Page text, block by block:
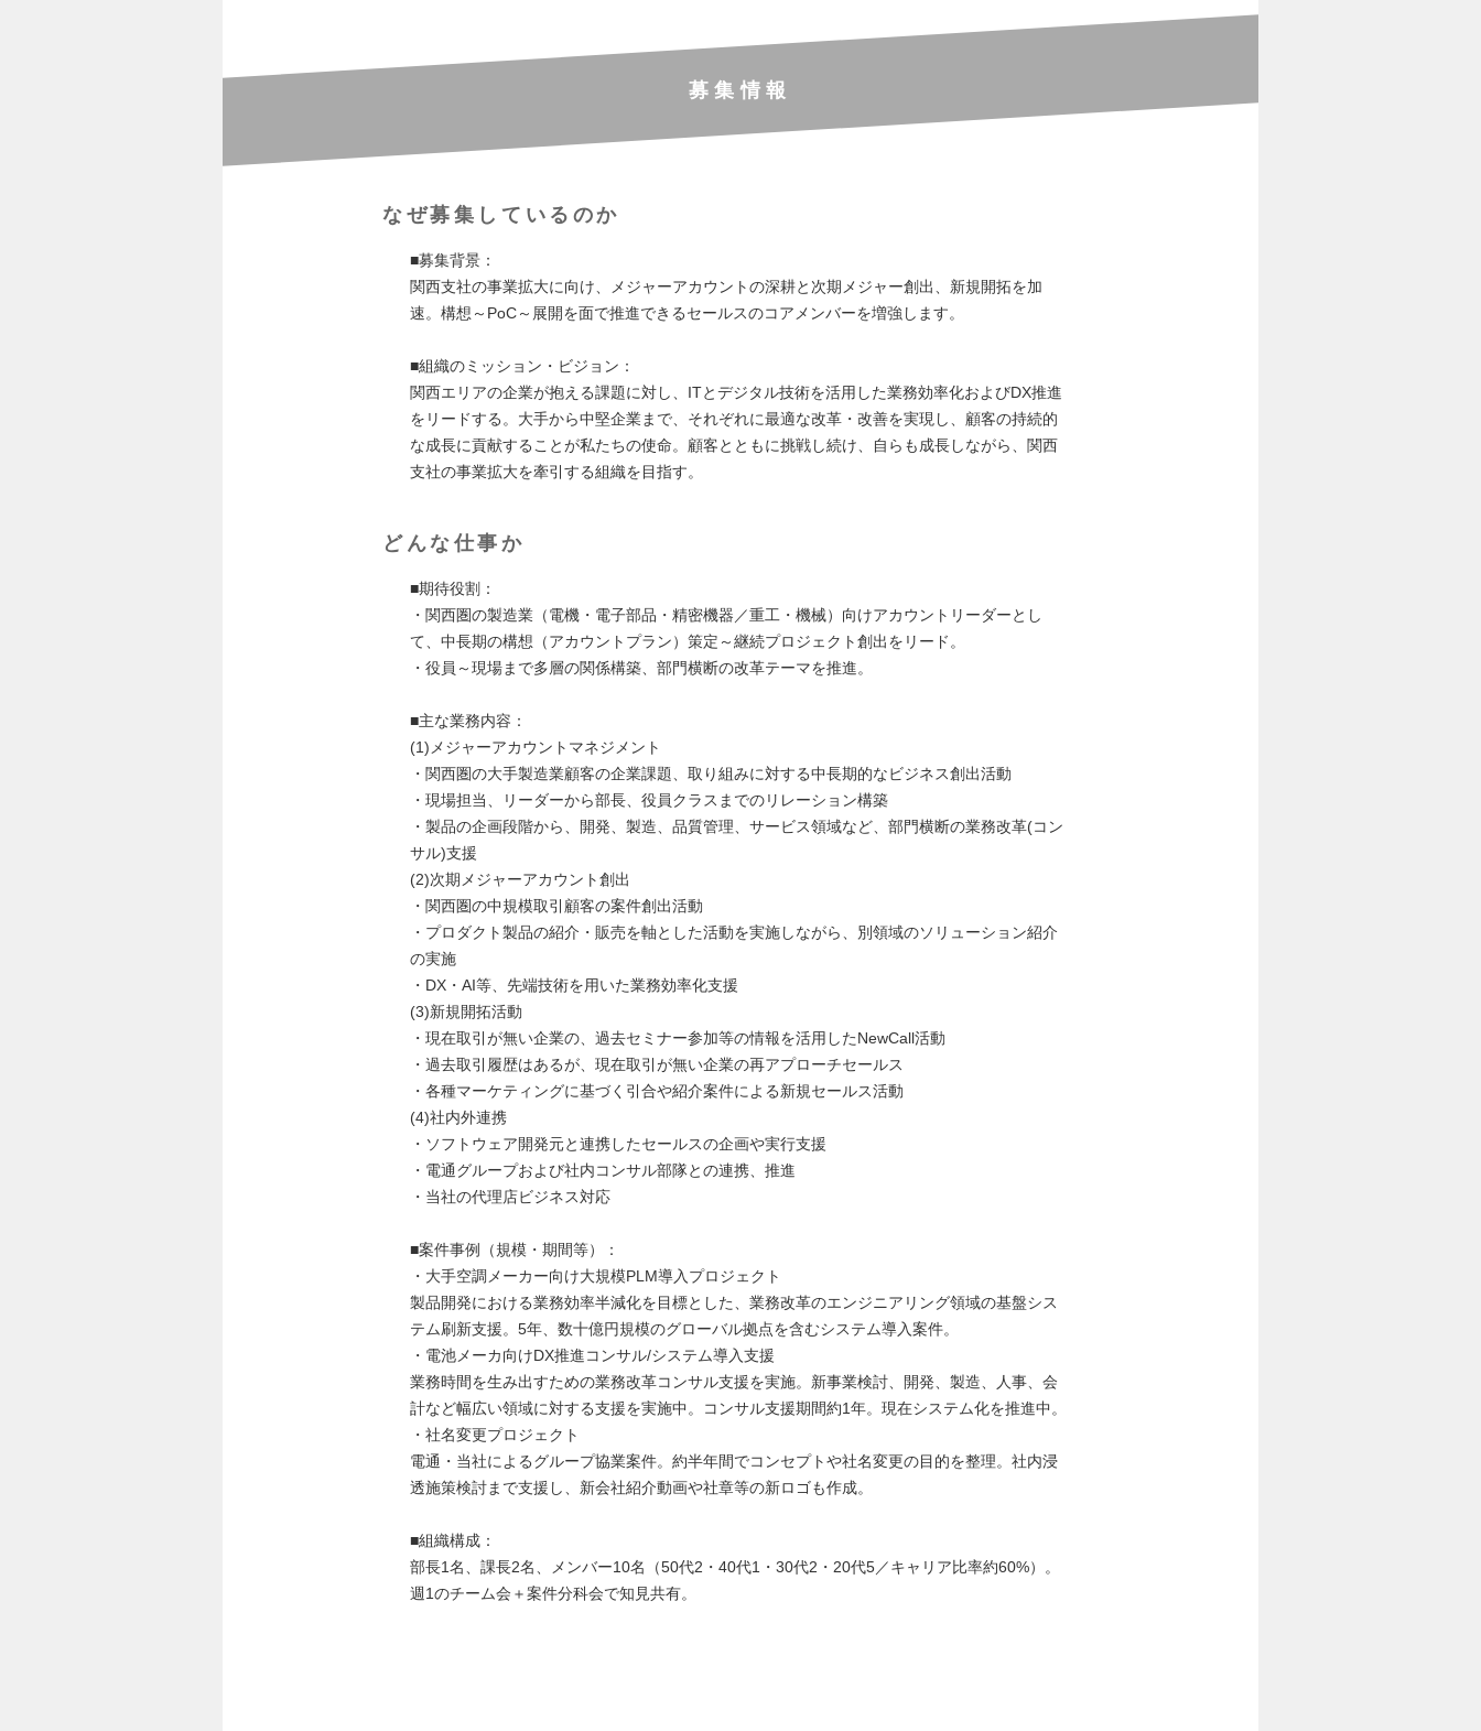
募集情報
なぜ募集しているのか
■募集背景：
関西支社の事業拡大に向け、メジャーアカウントの深耕と次期メジャー創出、新規開拓を加
速。構想～PoC～展開を面で推進できるセールスのコアメンバーを増強します。
■組織のミッション・ビジョン：
関西エリアの企業が抱える課題に対し、ITとデジタル技術を活用した業務効率化およびDX推進
をリードする。大手から中堅企業まで、それぞれに最適な改革・改善を実現し、顧客の持続的
な成長に貢献することが私たちの使命。顧客とともに挑戦し続け、自らも成長しながら、関西
支社の事業拡大を牽引する組織を目指す。
どんな仕事か
■期待役割：
・関西圏の製造業（電機・電子部品・精密機器／重工・機械）向けアカウントリーダーとし
て、中長期の構想（アカウントプラン）策定～継続プロジェクト創出をリード。
・役員～現場まで多層の関係構築、部門横断の改革テーマを推進。
■主な業務内容：
(1)メジャーアカウントマネジメント
・関西圏の大手製造業顧客の企業課題、取り組みに対する中長期的なビジネス創出活動
・現場担当、リーダーから部長、役員クラスまでのリレーション構築
・製品の企画段階から、開発、製造、品質管理、サービス領域など、部門横断の業務改革(コン
サル)支援
(2)次期メジャーアカウント創出
・関西圏の中規模取引顧客の案件創出活動
・プロダクト製品の紹介・販売を軸とした活動を実施しながら、別領域のソリューション紹介
の実施
・DX・AI等、先端技術を用いた業務効率化支援
(3)新規開拓活動
・現在取引が無い企業の、過去セミナー参加等の情報を活用したNewCall活動
・過去取引履歴はあるが、現在取引が無い企業の再アプローチセールス
・各種マーケティングに基づく引合や紹介案件による新規セールス活動
(4)社内外連携
・ソフトウェア開発元と連携したセールスの企画や実行支援
・電通グループおよび社内コンサル部隊との連携、推進
・当社の代理店ビジネス対応
■案件事例（規模・期間等）：
・大手空調メーカー向け大規模PLM導入プロジェクト
製品開発における業務効率半減化を目標とした、業務改革のエンジニアリング領域の基盤シス
テム刷新支援。5年、数十億円規模のグローバル拠点を含むシステム導入案件。
・電池メーカ向けDX推進コンサル/システム導入支援
業務時間を生み出すための業務改革コンサル支援を実施。新事業検討、開発、製造、人事、会
計など幅広い領域に対する支援を実施中。コンサル支援期間約1年。現在システム化を推進中。
・社名変更プロジェクト
電通・当社によるグループ協業案件。約半年間でコンセプトや社名変更の目的を整理。社内浸
透施策検討まで支援し、新会社紹介動画や社章等の新ロゴも作成。
■組織構成：
部長1名、課長2名、メンバー10名（50代2・40代1・30代2・20代5／キャリア比率約60%）。
週1のチーム会＋案件分科会で知見共有。